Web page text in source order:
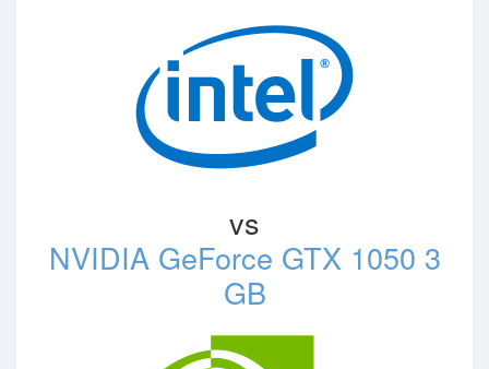
vs
NVIDIA GeForce GTX 1050 3
GB